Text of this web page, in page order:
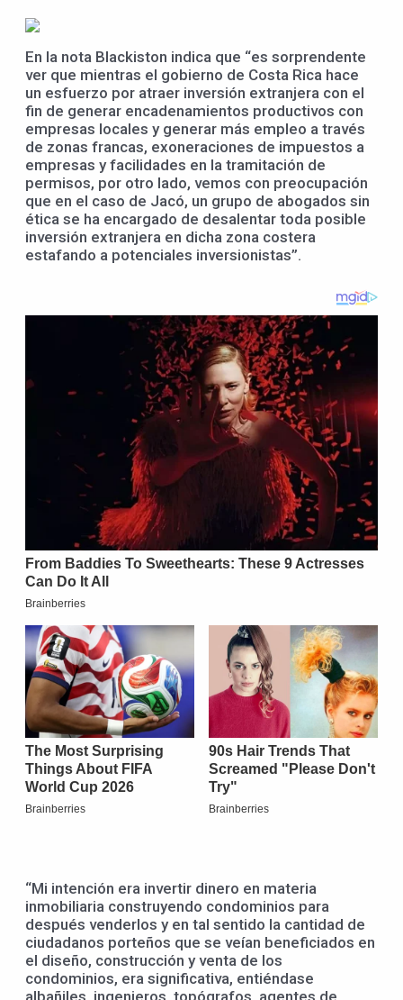
En la nota Blackiston indica que “es sorprendente
ver que mientras el gobierno de Costa Rica hace
un esfuerzo por atraer inversión extranjera con el
fin de generar encadenamientos productivos con
empresas locales y generar más empleo a través
de zonas francas, exoneraciones de impuestos a
empresas y facilidades en la tramitación de
permisos, por otro lado, vemos con preocupación
que en el caso de Jacó, un grupo de abogados sin
ética se ha encargado de desalentar toda posible
inversión extranjera en dicha zona costera
estafando a potenciales inversionistas”.
“Mi intención era invertir dinero en materia
inmobiliaria construyendo condominios para
después venderlos y en tal sentido la cantidad de
ciudadanos porteños que se veían beneficiados en
el diseño, construcción y venta de los
condominios, era significativa, entiéndase